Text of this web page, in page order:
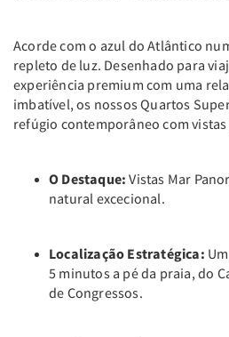
Acorde com o azul do Atlântico
repleto de luz. Desenhado para
experiência premium com uma
imbatível, os nossos Quartos
refúgio contemporâneo com
O Destaque: Vistas Mar
natural excecional.
Localização Estratégica:
5 minutos a pé da praia, do
de Congressos.